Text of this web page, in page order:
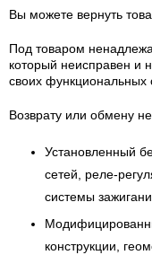
Вы можете вернуть
Под товаром
который неисправен и
своих функциональных
Возврату или обмену
Установленный
сетей, реле-
системы
конструкции,